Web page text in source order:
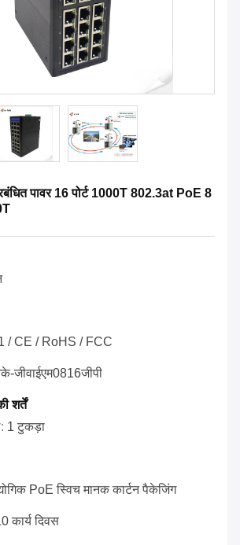
पावर 16 पोर्ट 1000T 802.3at PoE 8
/ CE / RoHS / FCC
जीवाईएम0816जीपी
शर्तें
1 टुकड़ा
PoE स्विच मानक कार्टन पैकेजिंग
कार्य दिवस